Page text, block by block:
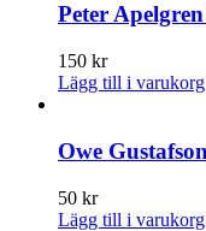
Peter
150 kr
Lägg till i varukorg
Owe
50 kr
Lägg till i varukorg